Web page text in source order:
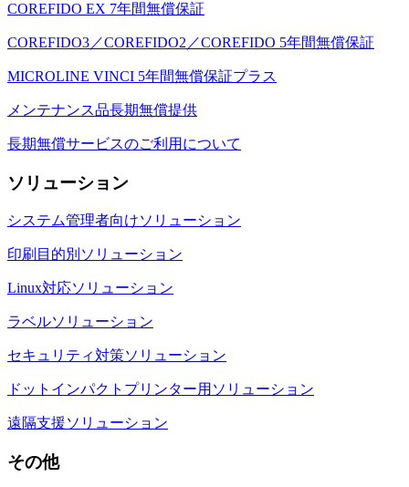
COREFIDO EX 7年間無償保証
COREFIDO3／COREFIDO2／COREFIDO 5年間無償保証
MICROLINE VINCI 5年間無償保証プラス
メンテナンス品長期無償提供
長期無償サービスのご利用について
ソリューション
システム管理者向けソリューション
印刷目的別ソリューション
Linux対応ソリューション
ラベルソリューション
セキュリティ対策ソリューション
ドットインパクトプリンター用ソリューション
遠隔支援ソリューション
その他